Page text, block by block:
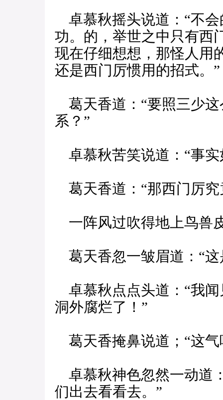
卓慕秋摇头说道：“不会
功。的，举世之中只有西
现在仔细想想，那怪人用
还是西门厉惯用的招式。”
葛天香道：“要照三少
系？”
卓慕秋苦笑说道：“事
葛天香道：“那西门厉
一阵风过吹得地上鸟兽
葛天香忽一皱眉道：“这
卓慕秋点点头道：“我
洞外腐烂了！”
葛天香掩鼻说道；“这气
卓慕秋神色忽然一动道
们出去看看去。”